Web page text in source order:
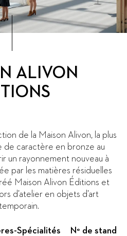
ALIVON
de la Maison Alivon, la plus
de caractère en bronze au
un rayonnement nouveau à
par les matières résiduelles
Maison Alivon Éditions et
d’atelier en objets d’art
Spécialités
N° de stand